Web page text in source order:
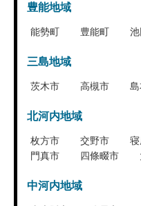
豊能地域
能勢町 豊能町
三島地域
茨木市 高槻市
北河内地域
枚方市 交野市
門真市
四條畷市
中河内地域